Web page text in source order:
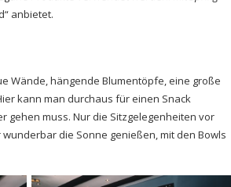
anbietet.
Wände, hängende Blumentöpfe, eine große
kann man durchaus für einen Snack
gehen muss. Nur die Sitzgelegenheiten vor
die Sonne genießen, mit den Bowls